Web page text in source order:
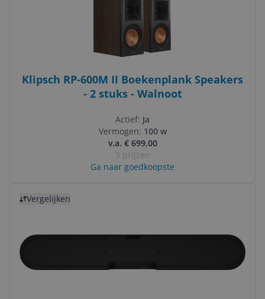
Klipsch RP-600M II Boekenplank Speakers
- 2 stuks - Walnoot
Actief: Ja
Vermogen: 100 w
v.a. € 699,00
3 prijzen
Ga naar goedkoopste
Vergelijken